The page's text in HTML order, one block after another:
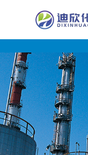
司
首
页
公